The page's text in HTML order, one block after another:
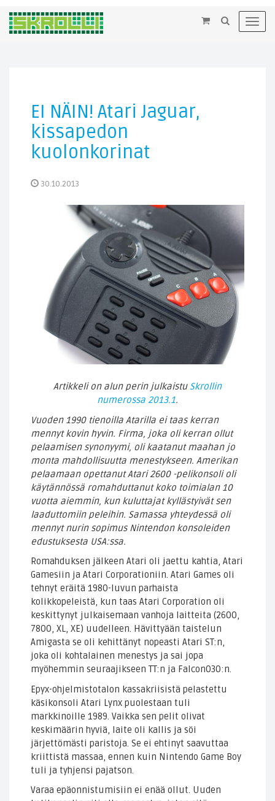
×
EI NÄIN! Atari Jaguar,
kissapedon
kuolonkorinat
30.10.2013
Artikkeli on alun perin julkaistu Skrollin
numerossa 2013.1.
Vuoden 1990 tienoilla Atarilla ei taas kerran
mennyt kovin hyvin. Firma, joka oli kerran ollut
pelaamisen synonyymi, oli kaatanut maahan jo
monta mahdollisuutta menestykseen. Amerikan
pelaamaan opettanut Atari 2600 -pelikonsoli oli
käytännössä romahduttanut koko toimialan 10
vuotta aiemmin, kun kuluttajat kyllästyivät sen
laaduttomiin peleihin. Samassa yhteydessä oli
mennyt nurin sopimus Nintendon konsoleiden
edustuksesta USA:ssa.
Romahduksen jälkeen Atari oli jaettu kahtia, Atari
Gamesiin ja Atari Corporationiin. Atari Games oli
tehnyt eräitä 1980-luvun parhaista
kolikkopeleistä, kun taas Atari Corporation oli
keskittynyt julkaisemaan vanhoja laitteita (2600,
7800, XL, XE) uudelleen. Hävittyään taistelun
Amigasta se oli kehittänyt nopeasti Atari ST:n,
joka oli kohtalainen menestys ja sai jopa
myöhemmin seuraajikseen TT:n ja Falcon030:n.
Epyx-ohjelmistotalon kassakriisistä pelastettu
käsikonsoli Atari Lynx puolestaan tuli
markkinoille 1989. Vaikka sen pelit olivat
keskimäärin hyviä, laite oli kallis ja söi
järjettömästi paristoja. Se ei ehtinyt saavuttaa
kriittistä massaa, ennen kuin Nintendo Game Boy
tuli ja tyhjensi pajatson.
Varaa epäonnistumisiin ei enää ollut. Uuden